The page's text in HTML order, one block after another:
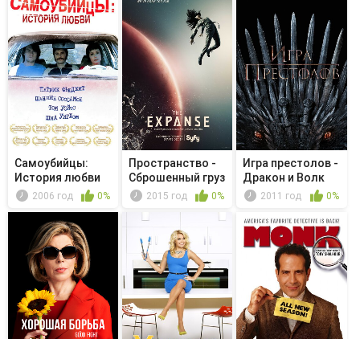
Самоубийцы:
История любви
2006 год 0%
Пространство -
Сброшенный груз
2015 год 0%
Игра престолов -
Дракон и Волк
2011 год 0%